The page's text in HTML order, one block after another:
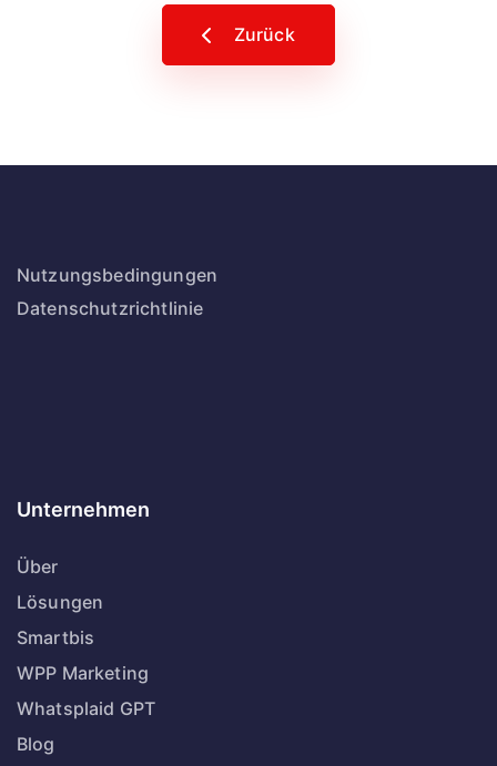
Zurück
Nutzungsbedingungen
Datenschutzrichtlinie
Unternehmen
Über
Lösungen
Smartbis
WPP Marketing
Whatsplaid GPT
Blog